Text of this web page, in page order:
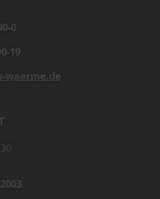
0
19
waerme.de